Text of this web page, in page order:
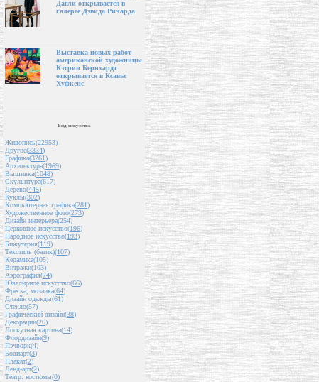
Дагли открывается в
галерее Дэвида Ричарда
Выставка новых работ
американской художницы
Кэтрин Бернхардт
открывается в Ксавье
Хуфкенс
Вид искусства
Живопись(22953)
Другое(3334)
Графика(3261)
Архитектура(1969)
Вышивка(1048)
Скульптура(617)
Дерево(445)
Куклы(302)
Компьютерная графика(281)
Художественное фото(273)
Дизайн интерьера(254)
Церковное искусство(196)
Народное искусство(193)
Бижутерия(119)
Текстиль (батик)(107)
Керамика(105)
Витражи(103)
Аэрография(74)
Ювелирное искусство(66)
Фреска, мозаика(64)
Дизайн одежды(61)
Стекло(57)
Графический дизайн(38)
Декорации(26)
Лоскутная картина(14)
Флордизайн(9)
Пэчворк(4)
Бодиарт(3)
Плакат(2)
Ленд-арт(2)
Театр. костюмы(0)